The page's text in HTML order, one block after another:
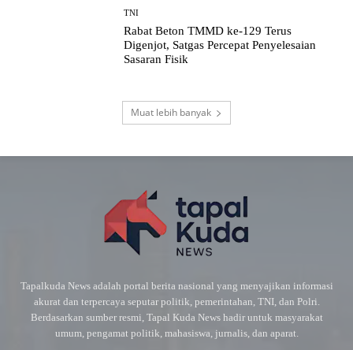
TNI
Rabat Beton TMMD ke-129 Terus
Digenjot, Satgas Percepat Penyelesaian
Sasaran Fisik
Muat lebih banyak
Tapalkuda News adalah portal berita nasional yang menyajikan informasi
akurat dan terpercaya seputar politik, pemerintahan, TNI, dan Polri.
Berdasarkan sumber resmi, Tapal Kuda News hadir untuk masyarakat
umum, pengamat politik, mahasiswa, jurnalis, dan aparat.